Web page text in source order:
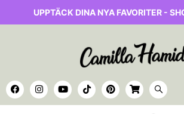
UPPTÄCK DINA NYA FAVORITER -